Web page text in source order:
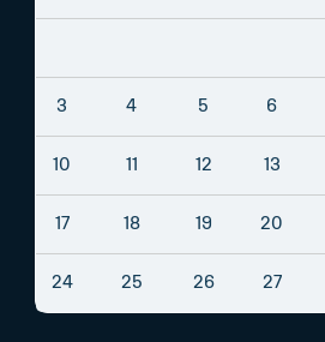
3 4 5 6
10 11 12 13
17 18 19 20
24 25 26 27